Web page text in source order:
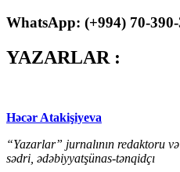
WhatsApp: (+994) 70-
YAZARLAR :
Həcər Atakişiyeva
“Yazarlar” jurnalının redaktoru və
sədri, ədəbiyyatşünas-tənqidçı